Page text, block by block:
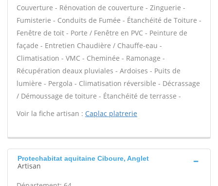
Couverture - Rénovation de couverture - Zinguerie -
Fumisterie - Conduits de Fumée - Étanchéité de Toiture -
Fenêtre de toit - Porte / Fenêtre en PVC - Peinture de
façade - Entretien Chaudière / Chauffe-eau -
Climatisation - VMC - Cheminée - Ramonage -
Récupération deaux pluviales - Ardoises - Puits de
lumière - Pergola - Climatisation réversible - Décrassage
/ Démoussage de toiture - Étanchéité de terrasse -
Voir la fiche artisan : Caplac platrerie
Protechabitat aquitaine Ciboure, Anglet
Artisan